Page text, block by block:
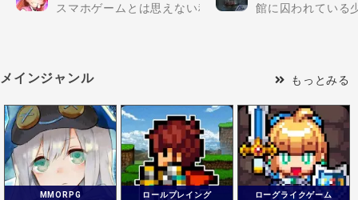
スマホゲームとは思えない程のクオリティに仕上がった
館に囚われている
メインジャンル もっとみる
MMORPG
ロールプレイング
ローグライクゲーム